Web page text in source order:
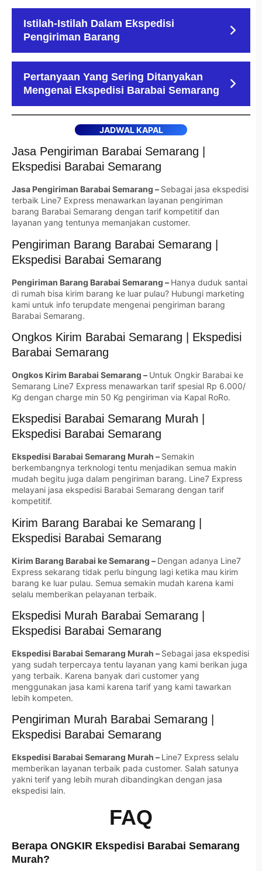
Istilah-Istilah Dalam Ekspedisi
Pengiriman Barang
Pertanyaan Yang Sering Ditanyakan
Mengenai Ekspedisi Barabai Semarang
JADWAL KAPAL
Jasa Pengiriman Barabai Semarang |
Ekspedisi Barabai Semarang
Jasa Pengiriman Barabai Semarang – Sebagai jasa ekspedisi
terbaik Line7 Express menawarkan layanan pengiriman
barang Barabai Semarang dengan tarif kompetitif dan
layanan yang tentunya memanjakan customer.
Pengiriman Barang Barabai Semarang |
Ekspedisi Barabai Semarang
Pengiriman Barang Barabai Semarang – Hanya duduk santai
di rumah bisa kirim barang ke luar pulau? Hubungi marketing
kami untuk info terupdate mengenai pengiriman barang
Barabai Semarang.
Ongkos Kirim Barabai Semarang | Ekspedisi
Barabai Semarang
Ongkos Kirim Barabai Semarang – Untuk Ongkir Barabai ke
Semarang Line7 Express menawarkan tarif spesial Rp 6.000/
Kg dengan charge min 50 Kg pengiriman via Kapal RoRo.
Ekspedisi Barabai Semarang Murah |
Ekspedisi Barabai Semarang
Ekspedisi Barabai Semarang Murah – Semakin
berkembangnya terknologi tentu menjadikan semua makin
mudah begitu juga dalam pengiriman barang. Line7 Express
melayani jasa ekspedisi Barabai Semarang dengan tarif
kompetitif.
Kirim Barang Barabai ke Semarang |
Ekspedisi Barabai Semarang
Kirim Barang Barabai ke Semarang – Dengan adanya Line7
Express sekarang tidak perlu bingung lagi ketika mau kirim
barang ke luar pulau. Semua semakin mudah karena kami
selalu memberikan pelayanan terbaik.
Ekspedisi Murah Barabai Semarang |
Ekspedisi Barabai Semarang
Ekspedisi Barabai Semarang Murah – Sebagai jasa ekspedisi
yang sudah terpercaya tentu layanan yang kami berikan juga
yang terbaik. Karena banyak dari customer yang
menggunakan jasa kami karena tarif yang kami tawarkan
lebih kompeten.
Pengiriman Murah Barabai Semarang |
Ekspedisi Barabai Semarang
Ekspedisi Barabai Semarang Murah – Line7 Express selalu
memberikan layanan terbaik pada customer. Salah satunya
yakni terif yang lebih murah dibandingkan dengan jasa
ekspedisi lain.
FAQ
Berapa ONGKIR Ekspedisi Barabai Semarang
Murah?